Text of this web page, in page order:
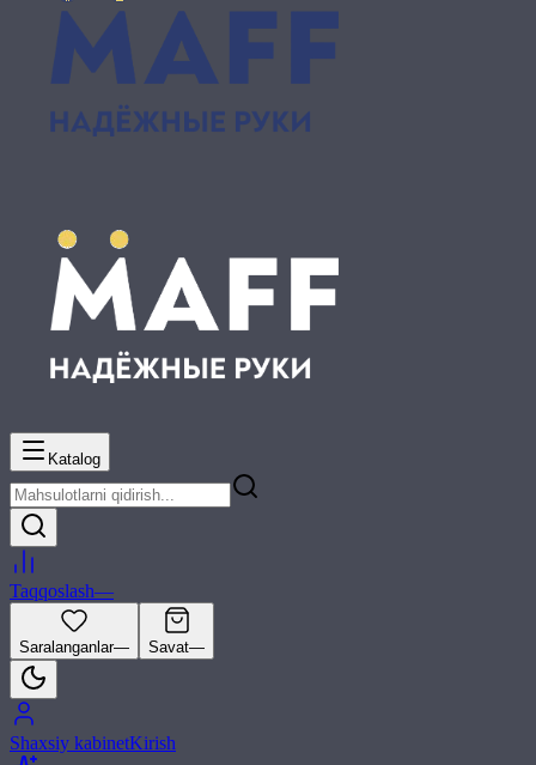
Katalog
Taqqoslash—
Saralanganlar— Savat—
Shaxsiy kabinetKirish